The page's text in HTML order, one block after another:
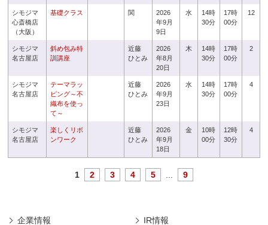
シモジマ
心斎橋店
（大阪）
基礎クラス 関
2026
年9月
9日
水
14時
30分
17時
00分
12
シモジマ
名古屋店
斜め包み特
訓講座
近藤
ひとみ
2026
年8月
20日
木
14時
30分
17時
00分
2
シモジマ
名古屋店
テーマラッ
ピング～不
織布を使っ
て～
近藤
ひとみ
2026
年9月
23日
水
14時
30分
17時
00分
4
シモジマ
名古屋店
楽しくリボ
ンワーク
近藤
ひとみ
2026
年9月
18日
金
10時
00分
12時
30分
4
1 2 3 4 5 9
企業情報 IR情報